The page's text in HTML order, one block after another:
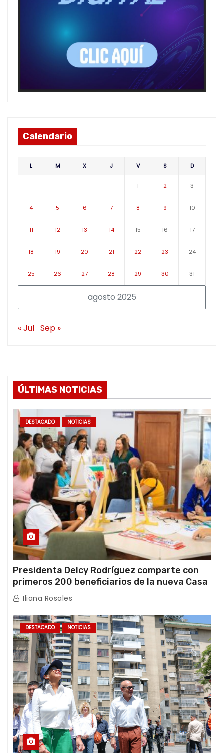
Calendario
agosto 2025
L M X J V S D
1 2 3
4 5 6 7 8 9 10
11 12 13 14 15 16 17
18 19 20 21 22 23 24
25 26 27 28 29 30 31
« Jul Sep »
ÚLTIMAS NOTICIAS
DESTACADO NOTICIAS
Presidenta Delcy Rodríguez comparte con
primeros 200 beneficiarios de la nueva Casa
de los Abuelos “La Primavera” en Caracas
Iliana Rosales
DESTACADO NOTICIAS